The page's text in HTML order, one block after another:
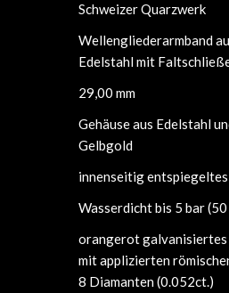
Schweizer Quarzwerk
Wellengliederarmband
Edelstahl mit
29,00 mm
Gehäuse aus Edelstahl
Gelbgold
innenseitig
Wasserdicht bis 5 bar (50
orangerot
mit applizierten
8 Diamanten (0.052ct.)